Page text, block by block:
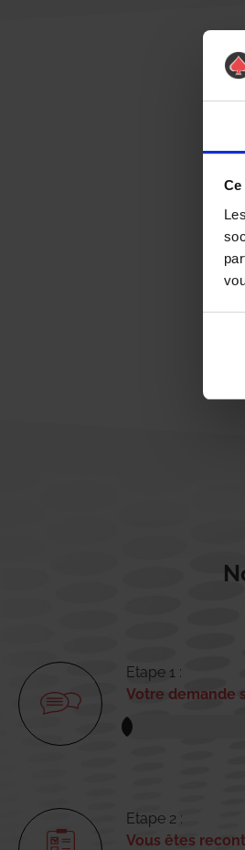
Etape 1 :
Votre demande
Etape 2 :
Vous êtes